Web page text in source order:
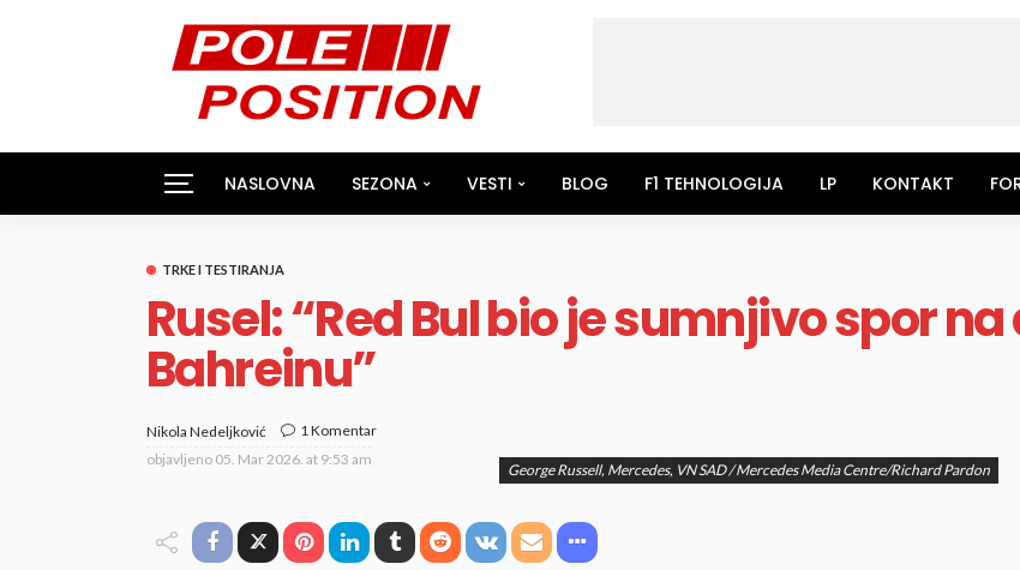
NASLOVNA SEZONA VESTI BLOG F1 TEHNOLOGIJA LP KONTAKT
TRKE I TESTIRANJA
Rusel: “Red Bul bio je sumnjivo spor
Bahreinu”
Nikola Nedeljković
1 Komentar
objavljeno 05. Mar 2026. at 9:53 am
George Russell, Mercedes, VN SAD / Mercedes Media Centre/Richard Pardon